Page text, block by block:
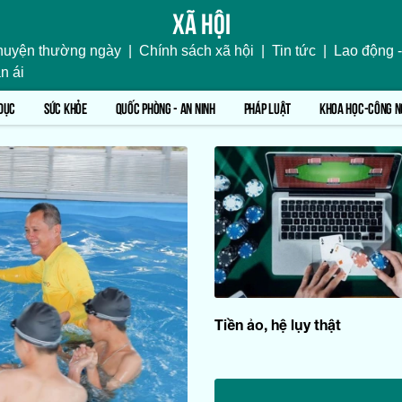
Xã hội
thường ngày Chính sách xã hội Tin tức Lao động
ái
SỨC KHỎE QUỐC PHÒNG - AN NINH PHÁP LUẬT KHOA HỌC-CÔNG
Tiền ảo, hệ lụy thật